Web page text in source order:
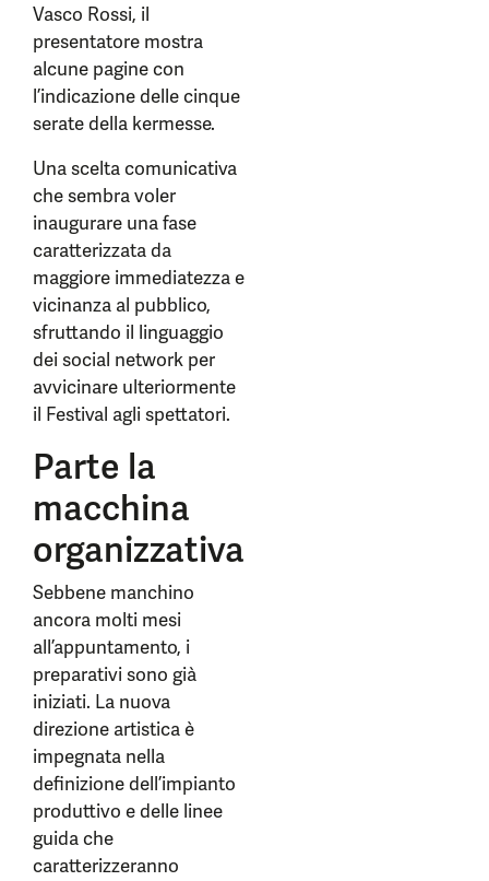
Vasco Rossi, il
presentatore mostra
alcune pagine con
l’indicazione delle cinque
serate della kermesse.
Una scelta comunicativa
che sembra voler
inaugurare una fase
caratterizzata da
maggiore immediatezza e
vicinanza al pubblico,
sfruttando il linguaggio
dei social network per
avvicinare ulteriormente
il Festival agli spettatori.
Parte la
macchina
organizzativa
Sebbene manchino
ancora molti mesi
all’appuntamento, i
preparativi sono già
iniziati. La nuova
direzione artistica è
impegnata nella
definizione dell’impianto
produttivo e delle linee
guida che
caratterizzeranno